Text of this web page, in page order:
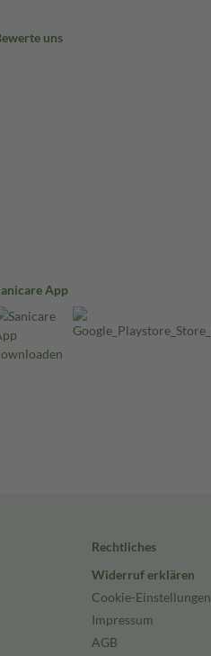
uns
App
Rechtliches
Widerruf erklären
Cookie-Einstellungen
Impressum
AGB